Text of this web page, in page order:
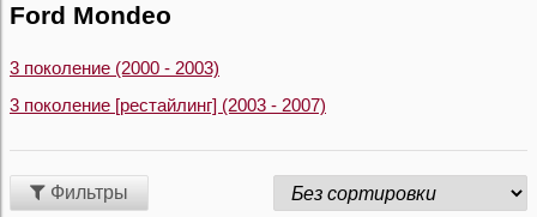
Ford Mondeo
3 поколение (2000 - 2003)
3 поколение [рестайлинг] (2003 - 2007)
Фильтры